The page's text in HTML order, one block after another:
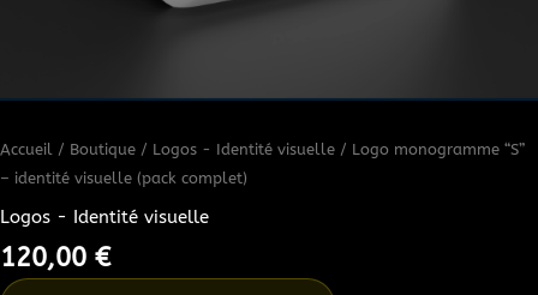
Accueil / Boutique / Logos - Identité visuelle / Logo monogramme “S”
– identité visuelle (pack complet)
Logos - Identité visuelle
120,00 €